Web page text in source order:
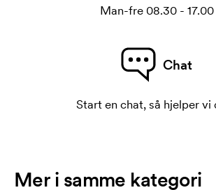
Man-fre 08.30 - 17.00
Chat
Start en chat, så hjelper vi
Mer i samme kategori